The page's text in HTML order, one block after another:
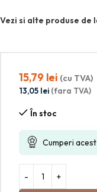
Vezi si alte produse de
15,79 lei (cu TVA)
13,05 lei (fara TVA)
În stoc
Cumperi